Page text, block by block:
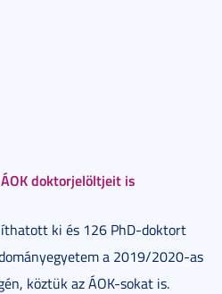
doktorjelöltjeit is
ki és 126 PhD-doktort
a 2019/2020-as
köztük az ÁOK-sokat is.